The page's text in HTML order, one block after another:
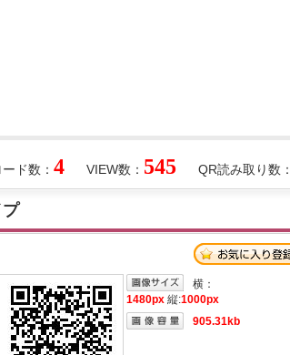
QR読み取り数：
VIEW数： 545
ド数： 4
横：
1480px 縦:1000px
905.31kb